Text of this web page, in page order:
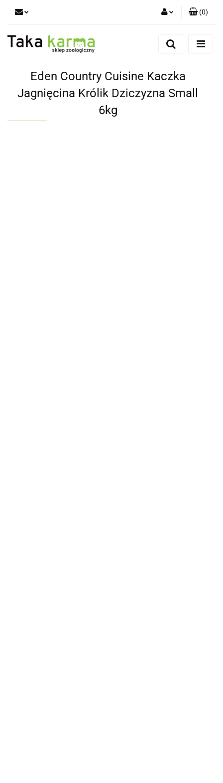
Zaloguj się
Zgody cookies
(0)
Eden Country Cuisine Kaczka
Jagnięcina Królik Dziczyzna Small
6kg